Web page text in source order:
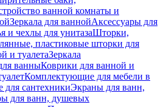
ванной комнаты и
Зеркала для ваннойАксессуары для
и чехлы для унитазаШторки,
пластиковые шторки для
и туалетаЗеркала
ванныКоврики для ванной и
Комплектующие для мебели в
сантехникиЭкраны для ванн,
для ванн, душевых